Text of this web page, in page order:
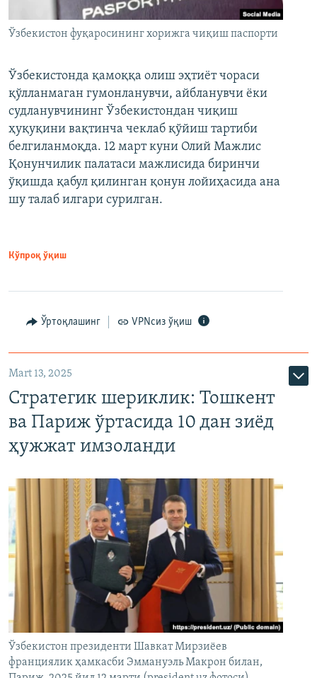
Ўзбекистон фуқаросининг хорижга чиқиш паспорти
Ўзбекистонда қамоққа олиш эҳтиёт чораси
қўлланмаган гумонланувчи, айбланувчи ёки
судланувчининг Ўзбекистондан чиқиш
ҳуқуқини вақтинча чеклаб қўйиш тартиби
белгиланмоқда. 12 март куни Олий Мажлис
Қонунчилик палатаси мажлисида биринчи
ўқишда қабул қилинган қонун лойиҳасида ана
шу талаб илгари сурилган.
Кўпроқ ўқиш
Ўртоқлашинг VPNсиз ўқиш
Mart 13, 2025
Стратегик шериклик: Тошкент
ва Париж ўртасида 10 дан зиёд
ҳужжат имзоланди
Ўзбекистон президенти Шавкат Мирзиёев
франциялик ҳамкасби Эммануэль Макрон билан,